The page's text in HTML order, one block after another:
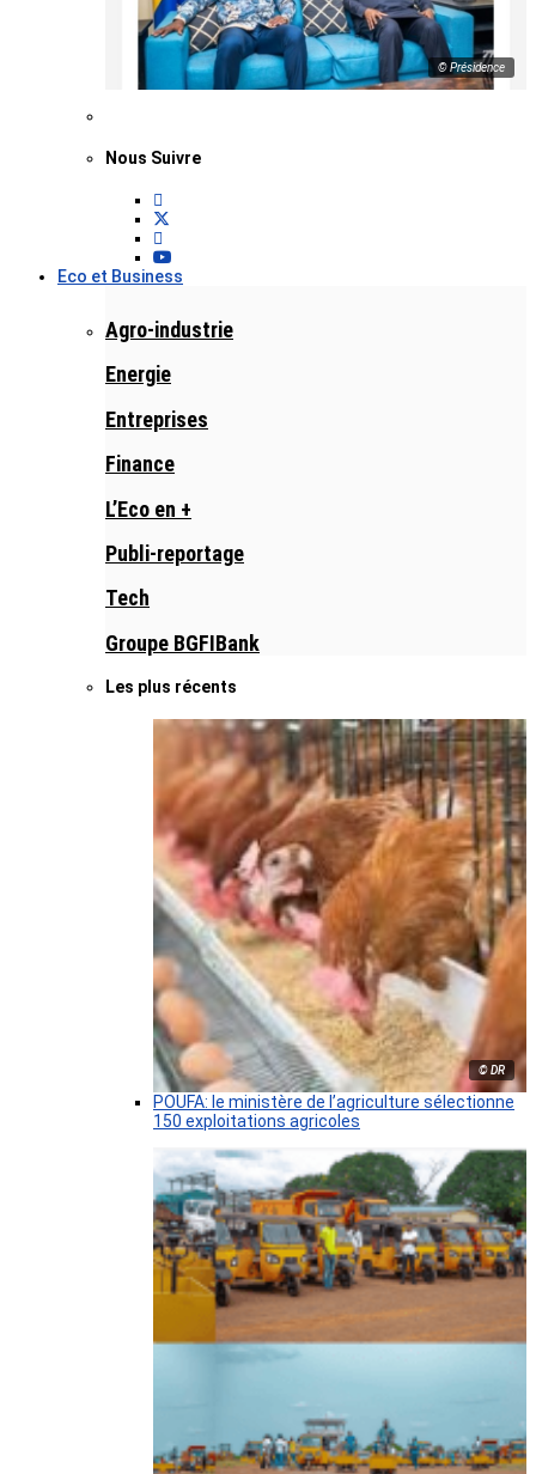
© Présidence
Nous Suivre
Eco et Business
Agro-industrie
Energie
Entreprises
Finance
L’Eco en +
Publi-reportage
Tech
Groupe BGFIBank
Les plus récents
© DR
POUFA: le ministère de l’agriculture sélectionne
150 exploitations agricoles